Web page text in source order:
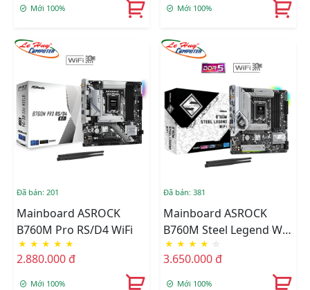
Mới 100% Mới 100%
Đã bán: 201
Mainboard ASROCK
B760M Pro RS/D4 WiFi
★ ★ ★ ★ ★
2.880.000 đ
Mới 100%
Đã bán: 381
Mainboard ASROCK
B760M Steel Legend WiFi
DDR5
★ ★ ★ ★ ☆
3.650.000 đ
Mới 100%